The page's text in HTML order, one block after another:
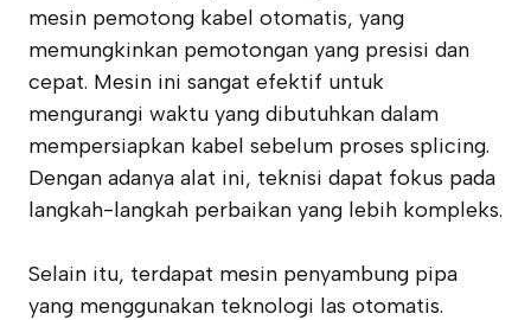
mesin pemotong kabel otomatis, yang
memungkinkan pemotongan yang presisi dan
cepat. Mesin ini sangat efektif untuk
mengurangi waktu yang dibutuhkan dalam
mempersiapkan kabel sebelum proses splicing.
Dengan adanya alat ini, teknisi dapat fokus pada
langkah-langkah perbaikan yang lebih kompleks.
Selain itu, terdapat mesin penyambung pipa
yang menggunakan teknologi las otomatis.